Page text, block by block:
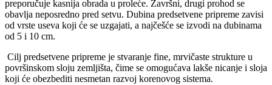
preporučuje kasnija obrada u proleće. Završni, drugi prohod se
obavlja neposredno pred setvu. Dubina predsetvene pripreme zavisi
od vrste useva koji će se uzgajati, a najčešće se izvodi na dubinama
od 5 i 10 cm.
Cilj predsetvene pripreme je stvaranje fine, mrvičaste strukture u
površinskom sloju zemljišta, čime se omogućava lakše nicanje i sloja
koji će obezbediti nesmetan razvoj korenovog sistema.